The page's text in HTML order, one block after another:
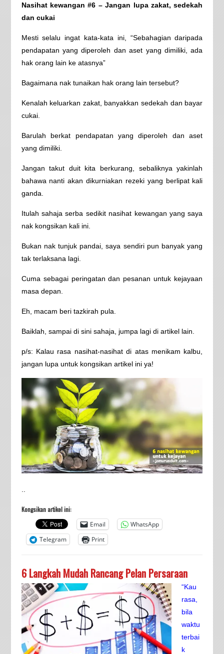
Nasihat kewangan #6 – Jangan lupa zakat, sedekah
dan cukai
Mesti selalu ingat kata-kata ini, “Sebahagian daripada
pendapatan yang diperoleh dan aset yang dimiliki, ada
hak orang lain ke atasnya”
Bagaimana nak tunaikan hak orang lain tersebut?
Kenalah keluarkan zakat, banyakkan sedekah dan bayar
cukai.
Barulah berkat pendapatan yang diperoleh dan aset
yang dimiliki.
Jangan takut duit kita berkurang, sebaliknya yakinlah
bahawa nanti akan dikurniakan rezeki yang berlipat kali
ganda.
Itulah sahaja serba sedikit nasihat kewangan yang saya
nak kongsikan kali ini.
Bukan nak tunjuk pandai, saya sendiri pun banyak yang
tak terlaksana lagi.
Cuma sebagai peringatan dan pesanan untuk kejayaan
masa depan.
Eh, macam beri tazkirah pula.
Baiklah, sampai di sini sahaja, jumpa lagi di artikel lain.
p/s: Kalau rasa nasihat-nasihat di atas menikam kalbu,
jangan lupa untuk kongsikan artikel ini ya!
Kongsikan artikel ini:
Email
WhatsApp
Telegram
Print
6 Langkah Mudah Rancang Pelan Persaraan
“Kau
rasa,
bila
waktu
terbai
k